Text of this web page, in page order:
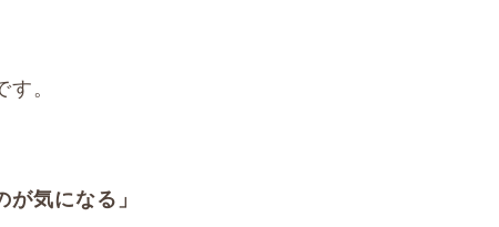
。
気になる」